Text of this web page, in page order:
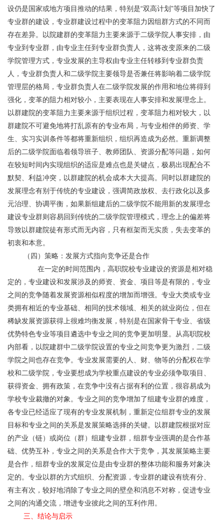
设仍是国家或地方项目推动的结果，特别是“双高计划”等项目加快了
专业群的建设，专业群建设过程中的变革阻力因组群方式的不同而
存在差异。以院建群的变革阻力主要来源于二级学院人事安排，由
专业到专业群，由专业主任到专业群负责人，这将改变原来的二级
学院管理方式，专业发展的主导权由专业主任转移到专业群负责
人，专业群负责人和二级学院主要领导是否兼任将影响着二级学院
管理层的格局，专业群负责人在二级学院发展的作用和地位将得到
强化，变革的阻力相对较小，主要表现在人事安排和发展理念上。
以群建院的变革阻力主要来源于组织过程，变革阻力相对较大，以
群建院不可避免地将打乱原有的专业布局，与专业相伴的师资、学
生、实习实训条件等都将重新组织，组织再造成为必然。重新调整
后的二级学院面临着领导班子、教师团队、资源分配等问题，如何
在较短时间内实现组织的适应是难点也是关键点，极易出现配合不
默契、利益冲突，以群建院的机会成本大大提高。同时以群建院的
发展理念有别于传统的专业建设，强调简政放权、去行政化以及多
元治理、协调平衡，如果新组建后的二级学院不能用新的发展理念
建设专业群则容易回到传统的二级学院管理模式，理念上的偏差将
导致以群建院徒有形式而无内容，只有框架而无实质，失去变革的
初衷和本意。
	（四）策略：发展方式指向竞争还是合作
定的，专业建设和发展涉及的师资、资金、项目等是有限的，专业
之间的竞争随着发展资源相似程度的增加而增强。专业大类或专业
类拥有相近的专业基础、相同的技术领域、相关的就业岗位，但在
稀缺发展资源获得上很难均衡发展，特别是在国家骨干专业、省级
优势特色专业等项目遴选中专业之间的竞争更加明显。从高职院校
内部看，以院建群中二级学院设置的专业之间竞争更为激烈，二级
学院之间也存在竞争。专业发展需要的人、财、物等的分配权在学
校和二级学院，专业要想成为学校重点建设的专业必须争取项目、
获得资金、拥有政策，在竞争中没有占据有利的位置，很容易成为
学校专业裁撤的对象。专业之间的竞争增加了组建专业群的难度，
各专业已经适应了现有的专业发展机制，重新定位组群专业的发展
目标和专业之间的关系是发展策略选择的关键。以群建院根据对应
的产业（链）或岗位（群）组建专业群，组群专业强调的是合作基
础、优势互补，专业之间的关系是合作大于竞争，其发展策略主要
是合作，组群专业的发展定位是由专业群的整体功能和服务对象决
定的。专业以群的方式组织、分配资源，专业群的建设有统有分、
有主有次，较好地消除了专业之间的壁垒和消息不对称，促进专业
之间的沟通交流，增进专业彼此之间的互利作用。
三、结论与启示